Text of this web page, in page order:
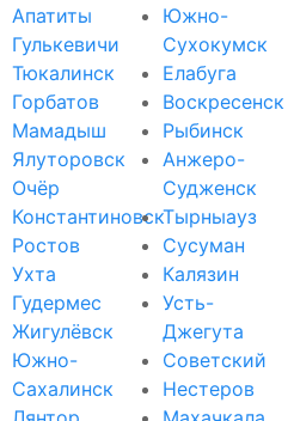
Апатиты
Гулькевичи
Тюкалинск
Горбатов
Мамадыш
Ялуторовск
Очёр
Константиновск
Ростов
Ухта
Гудермес
Жигулёвск
Южно-
Сахалинск
Южно-
Сухокумск
Елабуга
Воскресенск
Рыбинск
Анжеро-
Судженск
Тырныауз
Сусуман
Калязин
Усть-
Джегута
Советский
Нестеров